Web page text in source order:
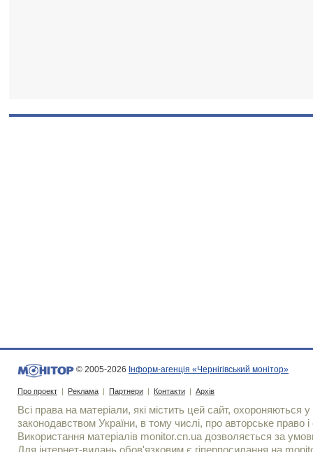
© 2005-2026 Інформ-агенція «Чернігівський монітор»
Про проект | Реклама | Партнери | Контакти | Архів
Всі права на матеріали, які містить цей сайт, охороняються у
законодавством України, в тому числі, про авторське право і
Використання матерiалiв monitor.cn.ua дозволяється за